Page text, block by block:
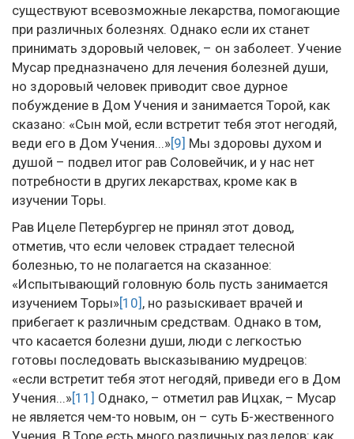
существуют всевозможные лекарства, помогающие
при различных болезнях. Однако если их станет
принимать здоровый человек, – он заболеет. Учение
Мусар предназначено для лечения болезней души,
но здоровый человек приводит свое дурное
побуждение в Дом Учения и занимается Торой, как
сказано: «Сын мой, если встретит тебя этот негодяй,
веди его в Дом Учения...»[9] Мы здоровы духом и
душой – подвел итог рав Соловейчик, и у нас нет
потребности в других лекарствах, кроме как в
изучении Торы.
Рав Ицеле Петербургер не принял этот довод,
отметив, что если человек страдает телесной
болезнью, то не полагается на сказанное:
«Испытывающий головную боль пусть занимается
изучением Торы»[10] , но разыскивает врачей и
прибегает к различным средствам. Однако в том,
что касается болезни души, люди с легкостью
готовы последовать высказыванию мудрецов:
«если встретит тебя этот негодяй, приведи его в Дом
Учения...»[11] Однако, – отметил рав Ицхак, – Мусар
не является чем-то новым, он – суть Б-жественного
Учения. В Торе есть много различных разделов: как